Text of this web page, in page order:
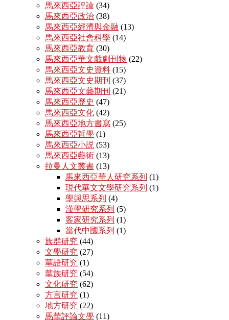
馬來西亞評論 (34)
馬來西亞政治 (38)
馬來西亞經濟與金融 (13)
馬來西亞社會科學 (14)
馬來西亞教育 (30)
馬來西亞華文戲劇刊物 (22)
馬來西亞文史資料 (15)
馬來西亞文史期刊 (37)
馬來西亞文藝期刊 (21)
馬來西亞歷史 (47)
馬來西亞文化 (42)
馬來西亞地方書寫 (25)
馬來西亞哲學 (1)
馬來西亞小説 (53)
馬來西亞藝術 (13)
拉曼人文叢書 (13)
馬來西亞華人研究系列 (1)
現代華文文學研究系列 (1)
學與思系列 (4)
漢學研究系列 (5)
客家研究系列 (1)
當代中國系列 (1)
族群研究 (44)
文學研究 (27)
華語研究 (1)
華族研究 (54)
文化研究 (62)
方言研究 (1)
地方研究 (22)
馬華評論文學 (11)